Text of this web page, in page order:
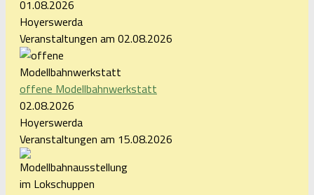
01.08.2026
Hoyerswerda
Veranstaltungen am 02.08.2026
offene Modellbahnwerkstatt
02.08.2026
Hoyerswerda
Veranstaltungen am 15.08.2026